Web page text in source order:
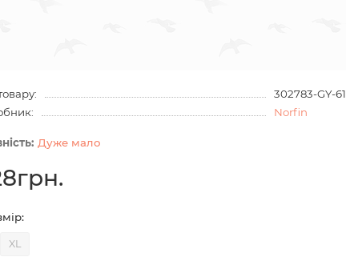
302783-GY-61
Norfin
Дуже мало
XL